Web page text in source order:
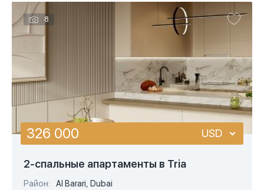
8
2-спальные апартаменты в Tria
Район:
Al Barari, Dubai
326 000 USD